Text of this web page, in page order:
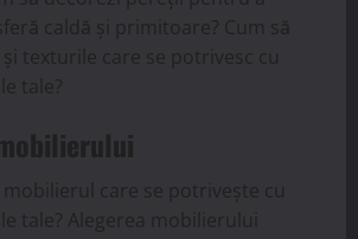
caldă și primitoare? Cum să
texturile care se potrivesc cu
tale?
mobilierul care se potrivește cu
tale? Alegerea mobilierului